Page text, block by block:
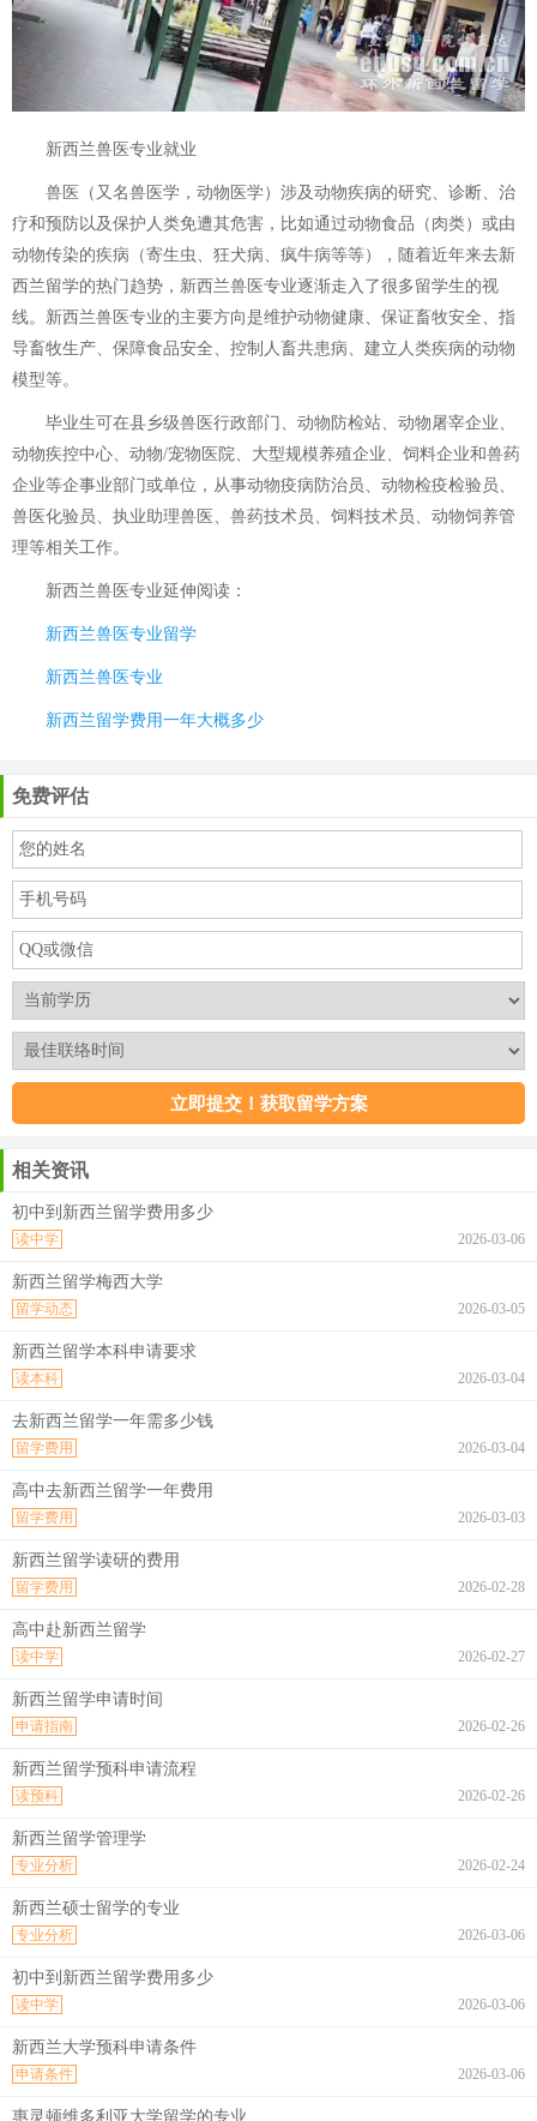
新西兰兽医专业就业
兽医（又名兽医学，动物医学）涉及动物疾病的研究、诊断、治
疗和预防以及保护人类免遭其危害，比如通过动物食品（肉类）或由
动物传染的疾病（寄生虫、狂犬病、疯牛病等等），随着近年来去新
西兰留学的热门趋势，新西兰兽医专业逐渐走入了很多留学生的视
线。新西兰兽医专业的主要方向是维护动物健康、保证畜牧安全、指
导畜牧生产、保障食品安全、控制人畜共患病、建立人类疾病的动物
模型等。
毕业生可在县乡级兽医行政部门、动物防检站、动物屠宰企业、
动物疾控中心、动物/宠物医院、大型规模养殖企业、饲料企业和兽药
企业等企事业部门或单位，从事动物疫病防治员、动物检疫检验员、
兽医化验员、执业助理兽医、兽药技术员、饲料技术员、动物饲养管
理等相关工作。
新西兰兽医专业延伸阅读：
新西兰兽医专业留学
新西兰兽医专业
新西兰留学费用一年大概多少
免费评估
相关资讯
初中到新西兰留学费用多少
2026-03-06
读中学
新西兰留学梅西大学
2026-03-05
留学动态
新西兰留学本科申请要求
2026-03-04
读本科
去新西兰留学一年需多少钱
2026-03-04
留学费用
高中去新西兰留学一年费用
2026-03-03
留学费用
新西兰留学读研的费用
2026-02-28
留学费用
高中赴新西兰留学
2026-02-27
读中学
新西兰留学申请时间
2026-02-26
申请指南
新西兰留学预科申请流程
2026-02-26
读预科
新西兰留学管理学
2026-02-24
专业分析
新西兰硕士留学的专业
2026-03-06
专业分析
初中到新西兰留学费用多少
2026-03-06
读中学
新西兰大学预科申请条件
2026-03-06
申请条件
惠灵顿维多利亚大学留学的专业